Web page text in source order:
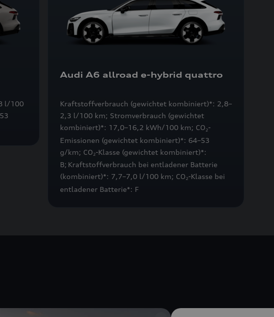
l/100
Audi A6 allroad e-hybrid quattro
Kraftstoffverbrauch (gewichtet kombiniert)*: 2,8–
2,3 l/100 km; Stromverbrauch (gewichtet
kombiniert)*: 17,0–16,2 kWh/100 km; CO 2-
Emissionen (gewichtet kombiniert)*: 64–53
g/km; CO2-Klasse (gewichtet kombiniert)*:
B; Kraftstoffverbrauch bei entladener Batterie
(kombiniert)*: 7,7–7,0 l/100 km; CO2-Klasse bei
entladener Batterie*: F